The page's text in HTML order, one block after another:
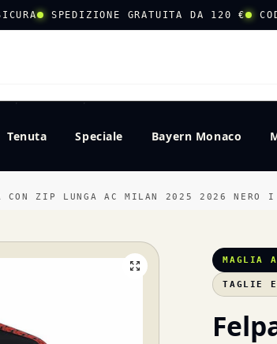
SPEDIZIONE GRATUITA DA 120 €
Tenuta Speciale Bayern Monaco
CON ZIP LUNGA AC MILAN 2025 2026 NERO I
MAGLIA
TAGLIE